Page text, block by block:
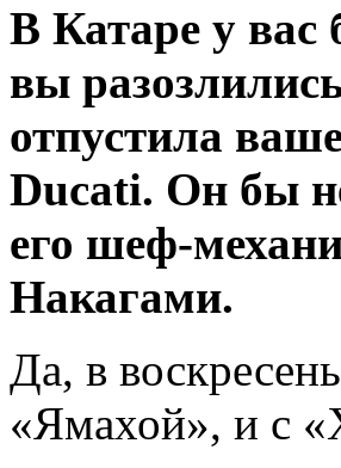
В Катаре у
вы
отпустила
Ducati. Он бы
его шеф-
Накагами.
Да, в
«Ямахой», и с